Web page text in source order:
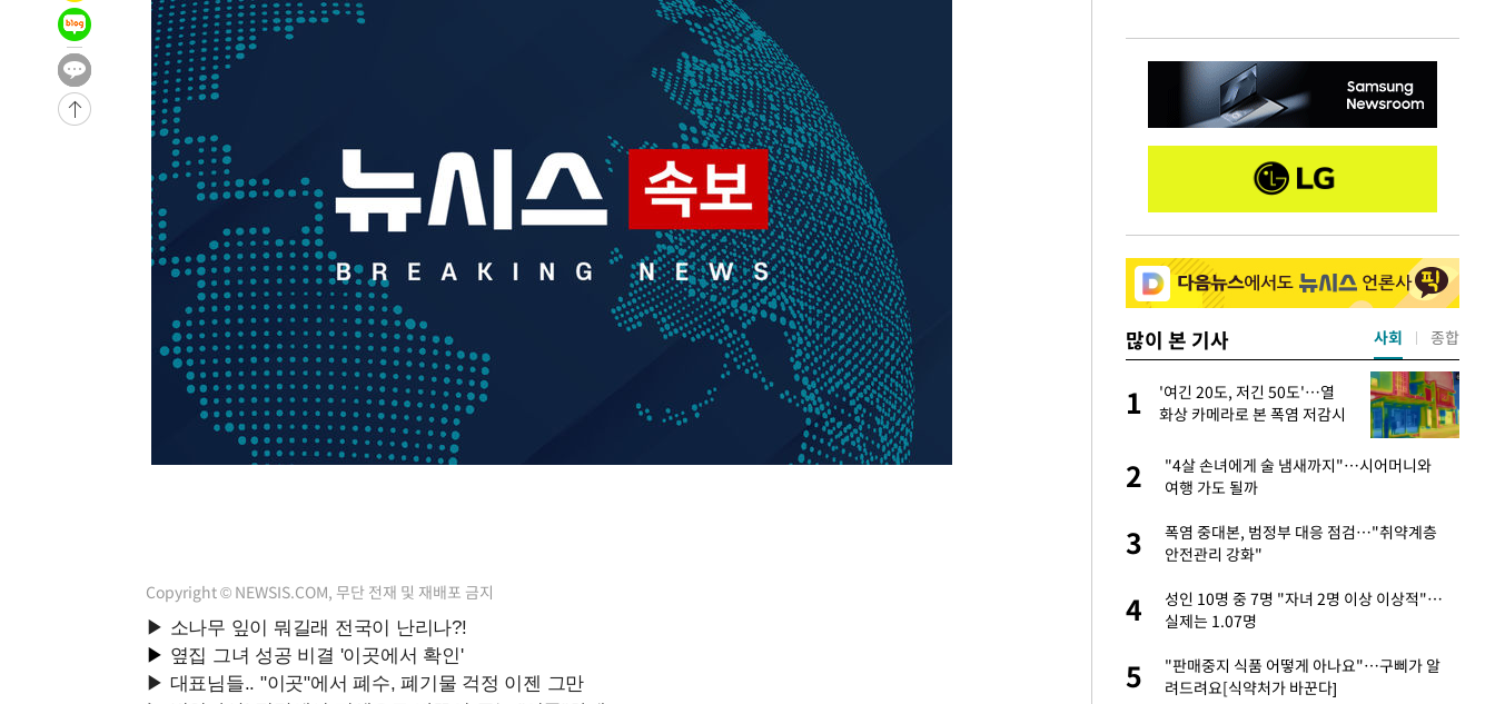
2시간 전 >
콜롬비아 신임 우파 대통령 취임 하루만에 차량폭탄 폭발 사건
3시간 전 >
튀르키예 외무장관, "메카 3국 방위협정은 이란이 목표 아냐 " 밝혀
4시간 전 >
이군이 불법 군시설 건설한 레바논 남부에서 레바논군 3명 폭발로 부상
-31565초 전 >
네타냐후, 트럼프의 가자 평화 2차 15개조 평화안 '거부'
이강인 ATM 입단식에 '상암벌 들썩'…"세계적인 선수 되길"
태풍 돌핀, 중 저장성 타이저우시 해안에 상륙 (1보)
AT마드리드 데뷔 앞둔 이강인, 맨시티전 선발 대신 '벤치 시작'
[속보]與 강원·TK 당원투표 합산 김민석 48.54%로 승리…정청래
與 강원·TK 당원투표 합산 김민석 46.01%로 승리…정청래
[속보]與전대 권리당원투표…강원·경북 김민석, 대구 정청래 승리
[속보]與 당대표 경선, 경북 권리당원 투표 김민석 47.37%·정청래
[속보]與 당대표 경선, 대구 권리당원 투표 정청래 47.82%·김민석
[속보]與 당대표 경선, 강원 권리당원 투표 김민석 승리…50.30%
"일본축구협회, 대한축구협회 성 접대 의혹 심판 조사"
[속보]장은수, KLPGA 제주삼다수 역전 우승…데뷔 10년 차에 첫
'여긴 20도, 저긴 50도'…열화상 카메라로 본 폭염 저감시설 '온도차'
콜롬비아 신임 우파 대통령 취임 하루만에 차량폭탄 폭발 사건
튀르키예 외무장관, "메카 3국 방위협정은 이란이 목표 아냐 " 밝혀
이군이 불법 군시설 건설한 레바논 남부에서 레바논군 3명 폭발로 부상
Copyright © NEWSIS.COM, 무단 전재 및 재배포 금지
많이 본 기사
1
한정수 "황정민 선배만 피
해…떳떳하면 신분 공개하라"
2
LAFC 손흥민, 리그스컵 톨루카전 선발 출
1
'여긴 20도, 저긴 50도'…열
화상 카메라로 본 폭염 저감시
2
"4살 손녀에게 술 냄새까지"…시어머니와
여행 가도 될까
3
폭염 중대본, 범정부 대응 점검…"취약계층
안전관리 강화"
4
성인 10명 중 7명 "자녀 2명 이상 이상적"…
실제는 1.07명
5
"판매중지 식품 어떻게 아나요"…구삐가 알
려드려요[식약처가 바꾼다]
사회 종합